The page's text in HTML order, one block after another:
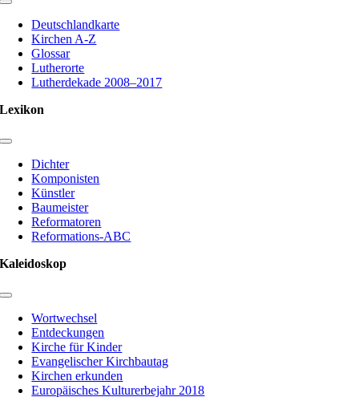
Toggle
NavigationDeutschlandkarte
Kirchen A-Z
Glossar
Lutherorte
Lutherdekade 2008–2017
Lexikon
Toggle
Navigation
Dichter
Komponisten
Künstler
Baumeister
Reformatoren
Reformations-ABC
Kaleidoskop
Toggle
NavigationWortwechsel
Entdeckungen
Kirche für Kinder
Evangelischer Kirchbautag
Kirchen erkunden
Europäisches Kulturerbejahr 2018